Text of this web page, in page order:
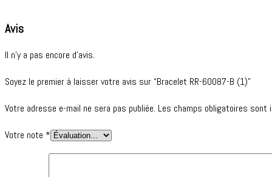
Avis
Il n’y a pas encore d’avis.
Soyez le premier à laisser votre avis sur “Bracelet RR-60087-B (1)”
Votre adresse e-mail ne sera pas publiée. Les champs obligatoires sont
Votre note *